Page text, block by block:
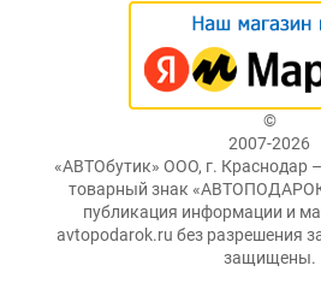
©
2007-2026
«АВТОбутик» ООО, г. Краснодар
товарный знак
публикация информации и
avtopodarok.ru без разрешения
защищены.